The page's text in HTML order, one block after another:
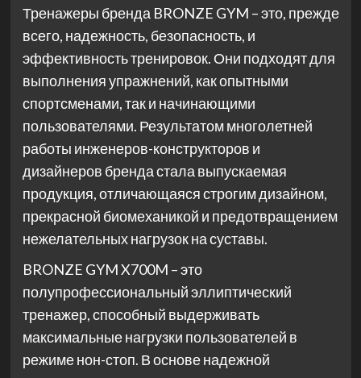
Тренажеры бренда BRONZE GYM – это, прежде
всего, надежность, безопасность, и
эффективность тренировок. Они подходят для
выполнения упражнений, как опытными
спортсменами, так и начинающими
пользователями. Результатом многолетней
работы инженеров-конструкторов и
дизайнеров бренда стала выпускаемая
продукция, отличающаяся строгим дизайном,
прекрасной биомеханикой и предотвращением
нежелательных нагрузок на суставы.
BRONZE GYM X700M – это
полупрофессиональный эллиптический
тренажер, способный выдерживать
максимальные нагрузки пользователей в
режиме нон-стоп. В основе надежной